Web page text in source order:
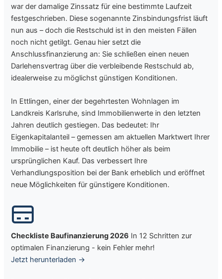
war der damalige Zinssatz für eine bestimmte Laufzeit
festgeschrieben. Diese sogenannte Zinsbindungsfrist läuft
nun aus – doch die Restschuld ist in den meisten Fällen
noch nicht getilgt. Genau hier setzt die
Anschlussfinanzierung an: Sie schließen einen neuen
Darlehensvertrag über die verbleibende Restschuld ab,
idealerweise zu möglichst günstigen Konditionen.
In Ettlingen, einer der begehrtesten Wohnlagen im
Landkreis Karlsruhe, sind Immobilienwerte in den letzten
Jahren deutlich gestiegen. Das bedeutet: Ihr
Eigenkapitalanteil – gemessen am aktuellen Marktwert Ihrer
Immobilie – ist heute oft deutlich höher als beim
ursprünglichen Kauf. Das verbessert Ihre
Verhandlungsposition bei der Bank erheblich und eröffnet
neue Möglichkeiten für günstigere Konditionen.
Checkliste Baufinanzierung 2026 In 12 Schritten zur
optimalen Finanzierung - kein Fehler mehr!
Jetzt herunterladen →